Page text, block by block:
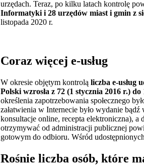
urzędach. Teraz, po kilku latach kontrolę
Informatyki i 28 urzędów miast i gmin z
listopada 2020 r.
Coraz więcej e-usług
W okresie objętym kontrolą liczba e-usług
Polski wzrosła z 72 (1 stycznia 2016 r.)
określenia zapotrzebowania społecznego
załatwienia w Internecie było wydanie
konsultacje online, recepta elektroniczna), a
otrzymywać od administracji publicznej
gotowym do odbioru. Wśród
Rośnie liczba osób, które